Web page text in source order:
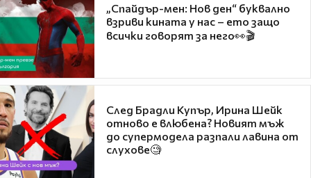
„Спайдър-мен: Нов ден“ буквално
взриви кината у нас – ето защо
всички говорят за него👀🎬
След Брадли Купър, Ирина Шейк
отново е влюбена? Новият мъж
до супермодела разпали лавина от
слухове🧐